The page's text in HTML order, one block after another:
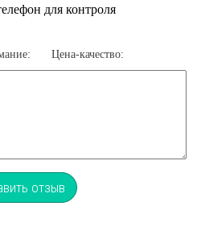
для контроля
Цена-качество:
отзыв